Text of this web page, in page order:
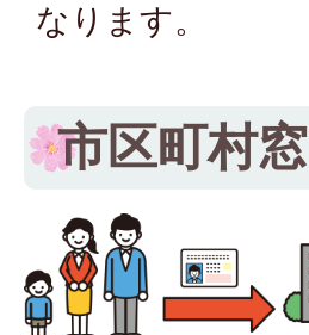
なります。
市区町村